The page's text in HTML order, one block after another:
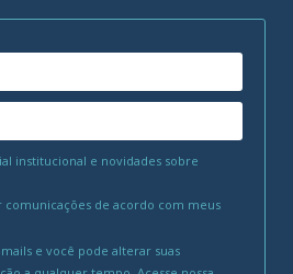
institucional e novidades sobre
de acordo com meus
e você pode alterar suas